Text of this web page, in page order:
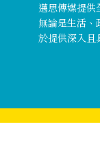
邁思傳媒提供
無論是生活、
於提供深入且